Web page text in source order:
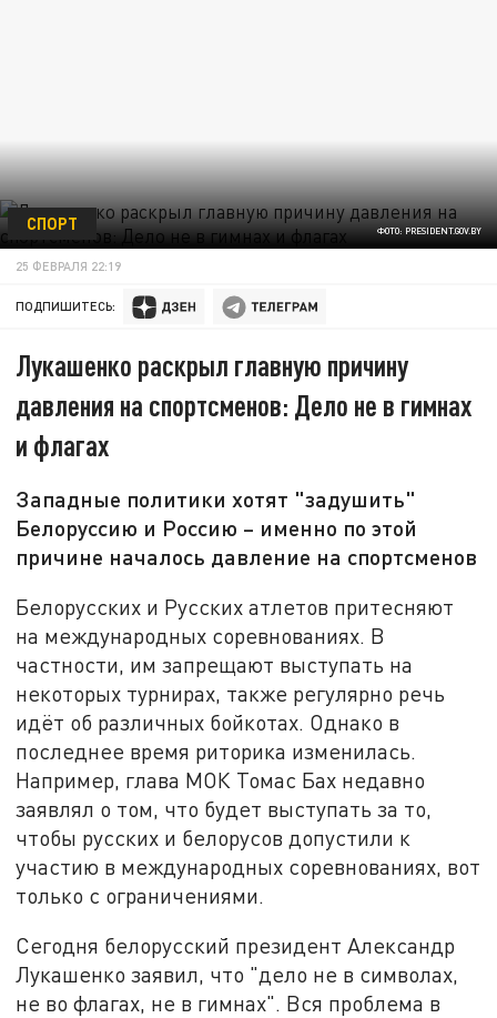
ФОТО: PRESIDENT.GOV.BY
СПОРТ
25 ФЕВРАЛЯ 22:19
ПОДПИШИТЕСЬ:
Лукашенко раскрыл главную причину
давления на спортсменов: Дело не в гимнах
и флагах
Западные политики хотят "задушить"
Белоруссию и Россию – именно по этой
причине началось давление на спортсменов
Белорусских и Русских атлетов притесняют
на международных соревнованиях. В
частности, им запрещают выступать на
некоторых турнирах, также регулярно речь
идёт об различных бойкотах. Однако в
последнее время риторика изменилась.
Например, глава МОК Томас Бах недавно
заявлял о том, что будет выступать за то,
чтобы русских и белорусов допустили к
участию в международных соревнованиях, вот
только с ограничениями.
Сегодня белорусский президент Александр
Лукашенко заявил, что "дело не в символах,
не во флагах, не в гимнах". Вся проблема в